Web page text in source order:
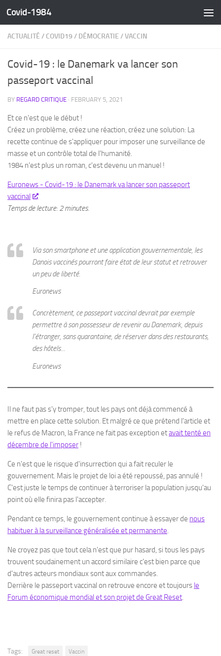
Skip to content
Covid-1984
ACTUALITÉ / COVID19 / DÉMOCRATIE /VACCIN
Covid-19 : le Danemark va lancer son
passeport vaccinal
BY REGARD CRITIQUE · FEBRUARY 5, 2021
Et ce n'est que le début !
Créez un problème, créez une réaction, créez une solution: La
recette continue de s'appliquer pour imposer une surveillance de
masse et un contrôle total de l'humanité.
1984 n'est plus un roman, c'est devenu un manuel !
Euronews - Covid-19 : le Danemark va lancer son passeport
vaccinal
Temps de lecture: 2 minutes.
Via son smartphone et une application gouvernementale, les
Danois vaccinés pourront faire état de leur statut et retrouver
un peu de liberté.
Euronews
Concrètement, ce passeport vaccinal devrait par exemple
permettre à son possesseur de revenir au Danemark, depuis
l'étranger, sans quarantaine, de réserver dans des restaurants,
des hôtels...
Euronews
Il ne faut pas s'y tromper, tout les pays ont déjà commencé à
mettre en place cette solution. Et malgré ce que prétend l'article et
le refus de Macron, la France ne fait pas exception etavait tenté en
décembre de l'imposer !
Ce n'est que le risque d'insurrection qui a fait reculer le
gouvernement. Mais le projet de loi a été repoussé, pas annulé !
C'est juste le temps de continuer à terroriser la population jusqu'au
point où elle finira pas l'accepter.
Pendant ce temps, le gouvernement continue à essayer de nous
habituer à la surveillance généralisée et permanente
Ne croyez pas que tout cela n'est que pur hasard, si tous les pays
trouvent soudainement un accord similaire c'est bien parce que
d'autres acteurs mondiaux sont aux commandes.
Derrière le passeport vaccinal on retrouve encore et toujours le
Forum économique mondial et son projet de Great Reset
Tags: Great reset Vaccin